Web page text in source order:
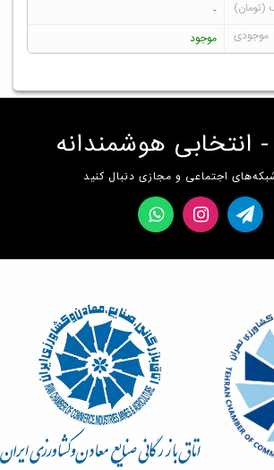
-
موجود
- انتخابی هوشمندانه
اجتماعی و مجازی دنبال کنید